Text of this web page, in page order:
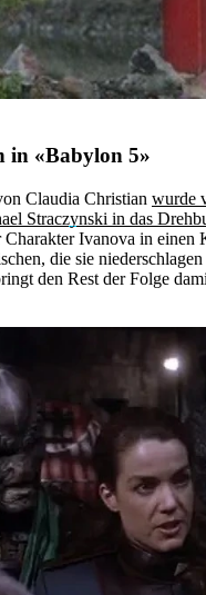
in «Babylon 5»
Claudia Christian wurde
Straczynski in das
Ivanova in einen
die sie
den Rest der Folge